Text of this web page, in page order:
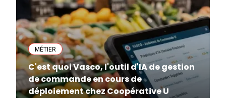
MÉTIER
C'est quoi Vasco, l'outil d'IA de gestion
de commande en cours de
déploiement chez Coopérative U